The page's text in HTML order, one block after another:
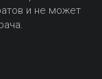
и не может